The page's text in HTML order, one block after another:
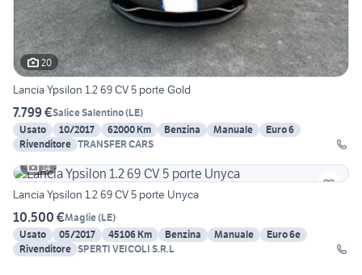
20
Lancia Ypsilon 1.2 69 CV 5 porte Gold
7.799 €Salice Salentino(LE)
Usato
10/2017 62000 Km Benzina Manuale
Euro 6
Rivenditore TRANSFER CARS
14
Lancia Ypsilon 1.2 69 CV 5 porte Unyca
10.500 €Maglie(LE)
Usato
05/2017 45106 Km Benzina Manuale
Euro 6e
Rivenditore SPERTI VEICOLI S.R.L